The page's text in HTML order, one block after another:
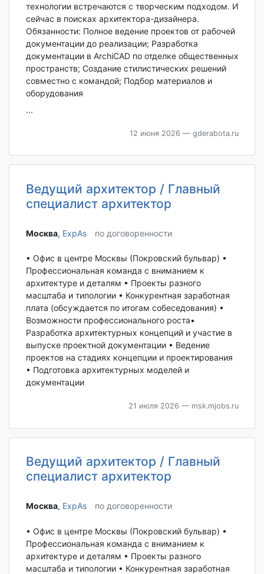
технологии встречаются с творческим подходом. И
сейчас в поисках архитектора-дизайнера.
Обязанности: Полное ведение проектов от рабочей
документации до реализации; Разработка
документации в ArchiCAD по отделке общественных
пространств; Создание стилистических решений
совместно с командой; Подбор материалов и
оборудования
...
12 июня 2026 — gderabota.ru
Ведущий архитектор / Главный
специалист архитектор
Москва‎, ExpAs по договоренности
• Офис в центре Москвы (Покровский бульвар) •
Профессиональная команда с вниманием к
архитектуре и деталям • Проекты разного
масштаба и типологии • Конкурентная заработная
плата (обсуждается по итогам собеседования) •
Возможности профессионального роста•
Разработка архитектурных концепций и участие в
выпуске проектной документации • Ведение
проектов на стадиях концепции и проектирования
• Подготовка архитектурных моделей и
документации
21 июля 2026 — msk.mjobs.ru
Ведущий архитектор / Главный
специалист архитектор
Москва‎, ExpAs по договоренности
• Офис в центре Москвы (Покровский бульвар) •
Профессиональная команда с вниманием к
архитектуре и деталям • Проекты разного
масштаба и типологии • Конкурентная заработная